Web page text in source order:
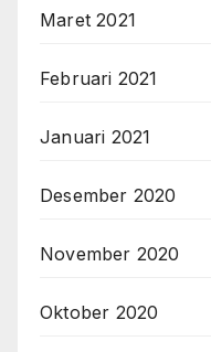
Maret 2021
Februari 2021
Januari 2021
Desember 2020
November 2020
Oktober 2020